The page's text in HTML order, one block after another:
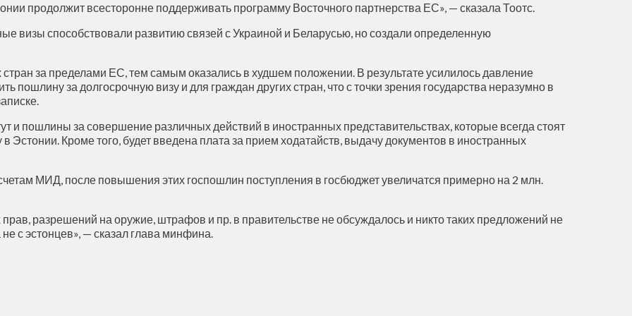
продолжит всесторонне поддерживать программу Восточного партнерства ЕС», — сказала Тоотс.
визы способствовали развитию связей с Украиной и Беларусью, но создали определенную
стран за пределами ЕС, тем самым оказались в худшем положении. В результате усилилось давление
пошлину за долгосрочную визу и для граждан других стран, что с точки зрения государства неразумно в
пошлины за совершение различных действий в иностранных представительствах, которые всегда стоят
Кроме того, будет введена плата за прием ходатайств, выдачу документов в иностранных
МИД, после повышения этих госпошлин поступления в госбюджет увеличатся примерно на 2 млн.
разрешений на оружие, штрафов и пр. в правительстве не обсуждалось и никто таких предложений не
с эстонцев», — сказал глава минфина.